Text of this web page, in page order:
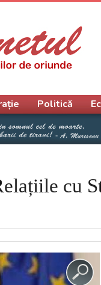
cu
Politică